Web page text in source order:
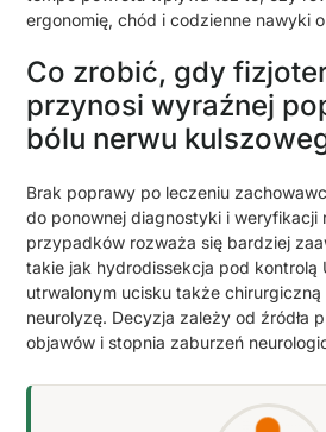
ergonomię, chód i codzienne nawyki
Co zrobić, gdy
przynosi wyraźnej
bólu nerwu
Brak poprawy po leczeniu
do ponownej diagnostyki i weryfikacji
przypadków rozważa się bardziej
takie jak hydrodissekcja pod kontrolą
utrwalonym ucisku także
neurolyzę. Decyzja zależy od źródła
objawów i stopnia zaburzeń